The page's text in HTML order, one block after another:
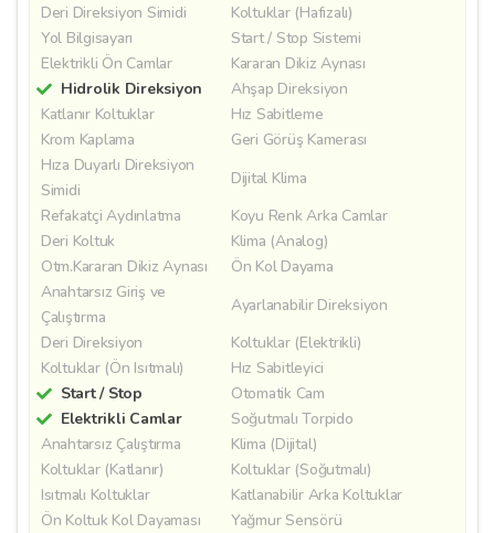
Deri Direksiyon Simidi
Koltuklar (Hafızalı)
Yol Bilgisayarı
Start / Stop Sistemi
Elektrikli Ön Camlar
Kararan Dikiz Aynası
Hidrolik Direksiyon
Ahşap Direksiyon
Katlanır Koltuklar
Hız Sabitleme
Krom Kaplama
Geri Görüş Kamerası
Hıza Duyarlı Direksiyon
Simidi
Dijital Klima
Refakatçi Aydınlatma
Koyu Renk Arka Camlar
Deri Koltuk
Klima (Analog)
Otm.Kararan Dikiz Aynası
Ön Kol Dayama
Anahtarsız Giriş ve
Çalıştırma
Ayarlanabilir Direksiyon
Deri Direksiyon
Koltuklar (Elektrikli)
Koltuklar (Ön Isıtmalı)
Hız Sabitleyici
Start / Stop
Otomatik Cam
Elektrikli Camlar
Soğutmalı Torpido
Anahtarsız Çalıştırma
Klima (Dijital)
Koltuklar (Katlanır)
Koltuklar (Soğutmalı)
Isıtmalı Koltuklar
Katlanabilir Arka Koltuklar
Ön Koltuk Kol Dayaması
Yağmur Sensörü